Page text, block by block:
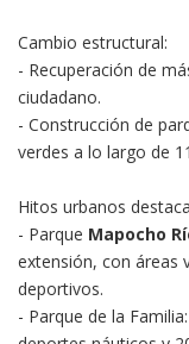
Cambio estructural:
- Recuperación de
ciudadano.
- Construcción de
verdes a lo largo de
Hitos urbanos
- Parque Mapocho
extensión, con áreas
deportivos.
- Parque de la